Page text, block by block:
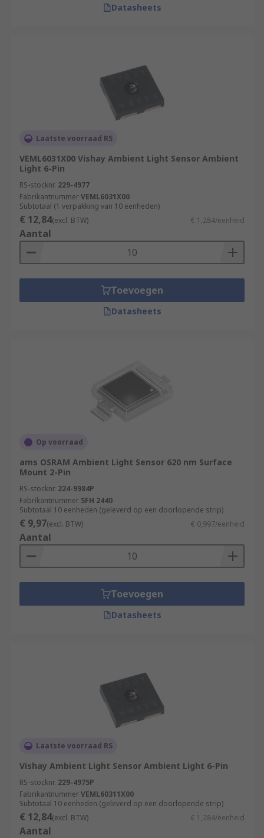
Datasheets
Laatste voorraad RS
VEML6031X00 Vishay Ambient Light Sensor Ambient
Light 6-Pin
RS-stocknr. 229-4977
FabrikantnummerVEML6031X00
Subtotaal (1 verpakking van 10 eenheden)
€ 12,84(excl. BTW) € 1,284/eenheid
Aantal
Toevoegen
Datasheets
Op voorraad
ams OSRAM Ambient Light Sensor 620 nm Surface
Mount 2-Pin
RS-stocknr. 224-9984P
Fabrikantnummer SFH 2440
Subtotaal 10 eenheden (geleverd op een doorlopende strip)
€ 9,97(excl. BTW) € 0,997/eenheid
Aantal
Toevoegen
Datasheets
Laatste voorraad RS
Vishay Ambient Light Sensor Ambient Light 6-Pin
RS-stocknr. 229-4975P
FabrikantnummerVEML60311X00
Subtotaal 10 eenheden (geleverd op een doorlopende strip)
€ 12,84(excl. BTW) € 1,284/eenheid
Aantal